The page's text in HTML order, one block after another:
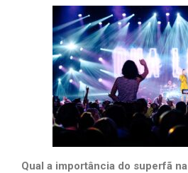
Qual a importância do superfã na